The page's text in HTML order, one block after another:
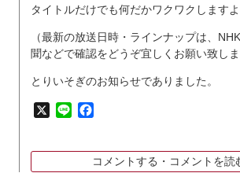
タイトルだけでも何だかワクワクします
（最新の放送日時・ラインナップは、
聞などで確認をどうぞ宜しくお願い致しま
とりいそぎのお知らせでありました。
X Line
コメントする・コメントを読